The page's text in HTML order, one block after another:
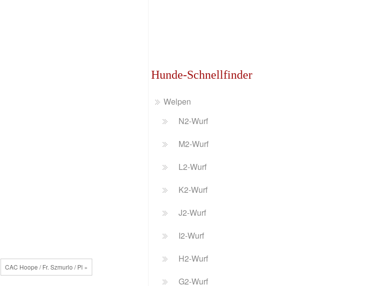
CAC Hoope / Fr. Szmurlo / Pl »
Hunde-Schnellfinder
Welpen
N2-Wurf
M2-Wurf
L2-Wurf
K2-Wurf
J2-Wurf
I2-Wurf
H2-Wurf
G2-Wurf